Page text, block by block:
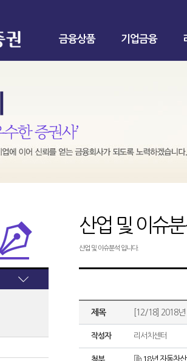
금융상품 기업금융
산업 및 이슈
산업 및 이슈분석 입니다.
제목 [12/18] 2018년
작성자 리서치센터
18년 자동차